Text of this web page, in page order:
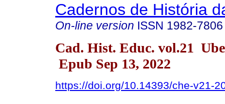
Cadernos de História
On-line version ISSN 1982-7806
Cad. Hist. Educ. vol.21
Epub Sep 13, 2022
https://doi.org/10.14393/che-v21-